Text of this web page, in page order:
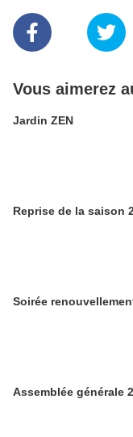
Vous aimerez
Jardin ZEN
Reprise de la saison
Soirée
Assemblée générale